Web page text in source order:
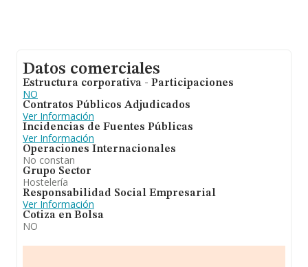
Datos comerciales
Estructura corporativa - Participaciones
NO
Contratos Públicos Adjudicados
Ver Información
Incidencias de Fuentes Públicas
Ver Información
Operaciones Internacionales
No constan
Grupo Sector
Hostelería
Responsabilidad Social Empresarial
Ver Información
Cotiza en Bolsa
NO